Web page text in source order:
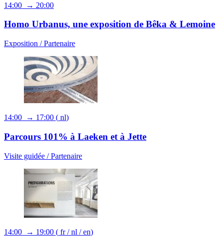
14:00 → 20:00
Homo Urbanus, une exposition de Bêka & Lemoine
Exposition /Partenaire
14:00 → 17:00 ( nl)
Parcours 101% à Laeken et à Jette
Visite guidée /Partenaire
14:00 → 19:00 ( fr/nl /en)